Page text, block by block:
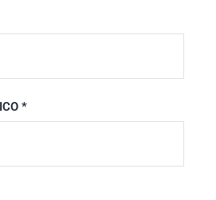
*